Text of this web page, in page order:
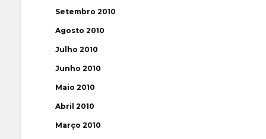
Setembro 2010
Agosto 2010
Julho 2010
Junho 2010
Maio 2010
Abril 2010
Março 2010